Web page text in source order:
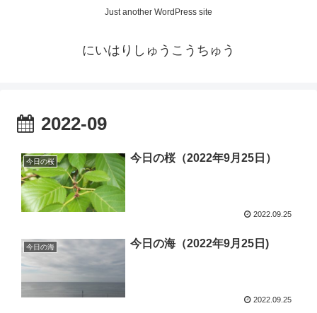
Just another WordPress site
にいはりしゅうこうちゅう
2022-09
今日の桜 今日の桜（2022年9月25日）
2022.09.25
今日の海 今日の海（2022年9月25日)
2022.09.25